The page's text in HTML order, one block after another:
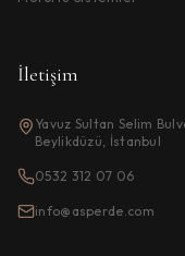
İletişim
Yavuz Sultan Selim
Beylikdüzü, İstanbul
0532 312 07 06
info@asperde.com